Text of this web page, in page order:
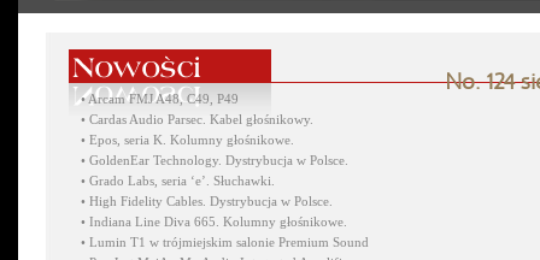
No. 124
•Arcam FMJ A48, C49, P49
• Cardas Audio Parsec. Kabel głośnikowy.
• Epos, seria K. Kolumny głośnikowe.
• GoldenEar Technology. Dystrybucja w Polsce.
• Grado Labs, seria ‘e’. Słuchawki.
• High Fidelity Cables. Dystrybucja w Polsce.
• Indiana Line Diva 665. Kolumny głośnikowe.
• Lumin T1 w trójmiejskim salonie Premium Sound